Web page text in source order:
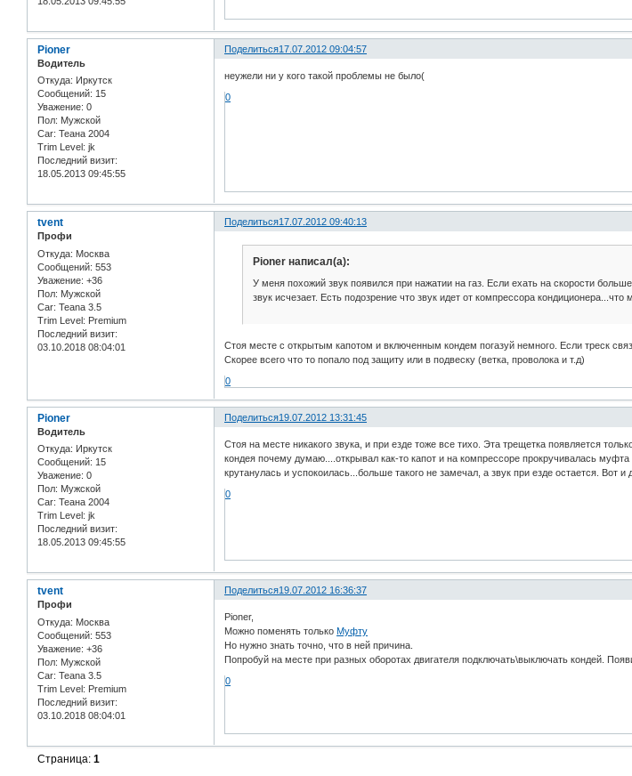
Поделиться17.07.2012 09:04:57
Pioner
Водитель
Откуда: Иркутск
Сообщений: 15
Уважение: 0
Пол: Мужской
Car: Теана 2004
Trim Level: jk
Последний визит:
18.05.2013 09:45:55
неужели ни у кого такой проблемы не было(
0
Поделиться17.07.2012 09:40:13
tvent
Профи
Откуда: Москва
Сообщений: 553
Уважение: +36
Пол: Мужской
Car: Teana 3.5
Trim Level: Premium
Последний визит:
03.10.2018 08:04:01
Pioner написал(а):
У меня похожий звук появился при нажатии на газ. Если ехать на скорости
звук исчезает. Есть подозрение что звук идет от компрессора кондиционера...что
Стоя месте с открытым капотом и включенным кондем погазуй немного. Если треск
Скорее всего что то попало под защиту или в подвеску (ветка, проволока и т.д)
0
Поделиться19.07.2012 13:31:45
Pioner
Водитель
Откуда: Иркутск
Сообщений: 15
Уважение: 0
Пол: Мужской
Car: Теана 2004
Trim Level: jk
Последний визит:
18.05.2013 09:45:55
Стоя на месте никакого звука, и при езде тоже все тихо. Эта трещетка появляется
кондея почему думаю....открывал как-то капот и на компрессоре прокручивалась
крутанулась и успокоилась...больше такого не замечал, а звук при езде остается.
0
Поделиться19.07.2012 16:36:37
tvent
Профи
Откуда: Москва
Сообщений: 553
Уважение: +36
Пол: Мужской
Car: Teana 3.5
Trim Level: Premium
Последний визит:
03.10.2018 08:04:01
Pioner,
Можно поменять толькоМуфту
Но нужно знать точно, что в ней причина.
Попробуй на месте при разных оборотах двигателя подключать\выключать кондей.
0
Страница:1